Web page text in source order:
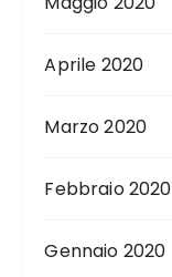
Aprile 2020
Marzo 2020
Febbraio 2020
Gennaio 2020